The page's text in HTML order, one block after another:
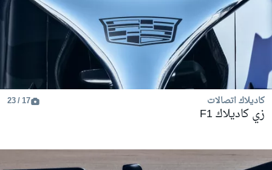
كاديلاك اتصالات 17 / 23
زي كاديلاك F1